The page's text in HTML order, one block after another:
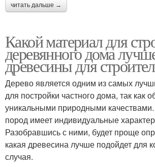
читать дальше →
Какой материал для
деревянного дома
древесины для
Дерево является одним из самых
для постройки частного дома, так как
уникальными природными
пород имеет индивидуальные
Разобравшись с ними, будет проще
какая древесина лучше подойдет для
случая.